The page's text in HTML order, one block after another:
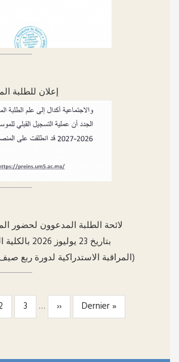
إعلان للطلبة
لائحة الطلبة المدعوون لحضور
بتاريخ 23
(المراقبة الاستدراكية لدورة ربع صيف 2026/
Page
3 …
Page
suivante
››
Dernière
page
Dernier »